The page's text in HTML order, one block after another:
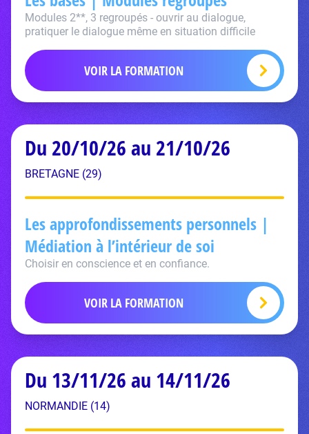
Modules 2**, 3 regroupés - ouvrir au dialogue,
pratiquer le dialogue même en situation difficile
VOIR LA FORMATION
Du 20/10/26 au 21/10/26
BRETAGNE (29)
Les approfondissements personnels |
Médiation à l’intérieur de soi
Choisir en conscience et en confiance.
VOIR LA FORMATION
Du 13/11/26 au 14/11/26
NORMANDIE (14)